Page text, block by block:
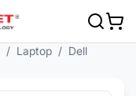
/ Laptop / Dell